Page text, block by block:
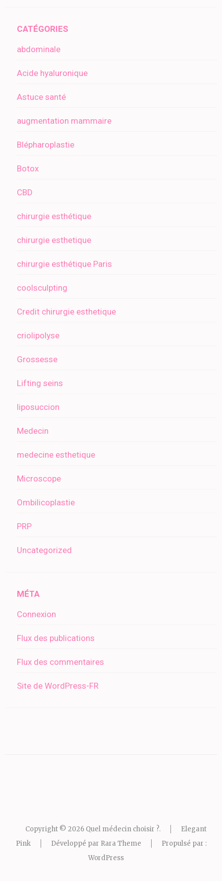
CATÉGORIES
abdominale
Acide hyaluronique
Astuce santé
augmentation mammaire
Blépharoplastie
Botox
CBD
chirurgie esthétique
chirurgie esthetique
chirurgie esthétique Paris
coolsculpting
Credit chirurgie esthetique
criolipolyse
Grossesse
Lifting seins
liposuccion
Medecin
medecine esthetique
Microscope
Ombilicoplastie
PRP
Uncategorized
MÉTA
Connexion
Flux des publications
Flux des commentaires
Site de WordPress-FR
Copyright © 2026 Quel médecin choisir ?.
Elegant
Pink
Développé par Rara Theme
Propulsé par :
WordPress